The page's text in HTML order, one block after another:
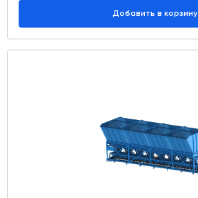
Добавить в корзину